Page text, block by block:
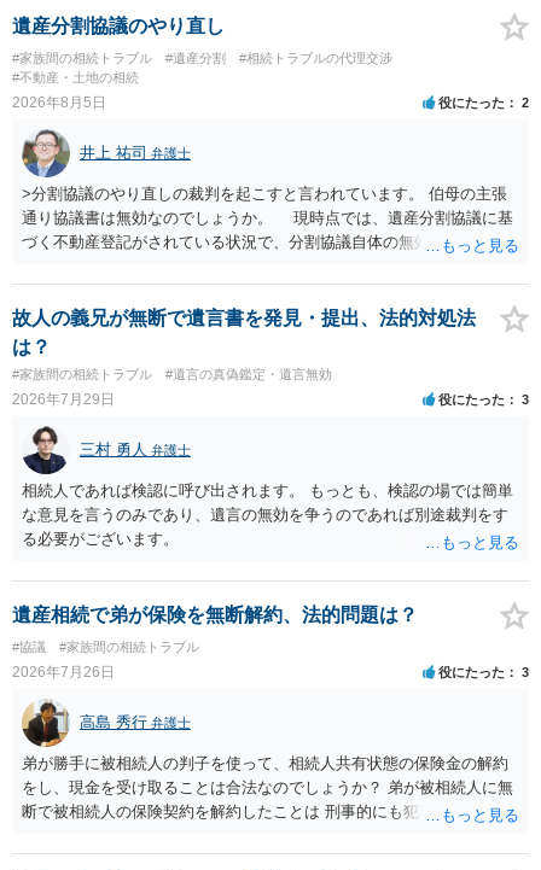
遺産分割協議のやり直し
#家族間の相続トラブル #遺産分割
#相続トラブルの代理交渉
#不動産・土地の相続
2026年8月5日 役にたった 2
井上 祐司 弁護士
>分割協議のやり直しの裁判を起こすと言われています。 伯母の主張
通り協議書は無効なのでしょうか。 現時点では、遺産分割協議に基
づく不動産登記がされている状況で、分割協議自体の無効を裁判所が
方の訴訟の主張及び立証次第ですが、 ・御祖母様の認知能力に関する
医師の意見書、筆跡鑑定 が提出されればその効力が否定される可能性
はありますが、 ・伯母様自身が分割協議に加わっていること ・御祖母
様の意に反する遺産分割協議を行う実益が誰にあったかの立証が困難
であること からすると、実際に遺産分割協議の効力が否定される可能
性はそれほど高くない（立証のハードルは非常に高い）ということが
言えると思います。
故人の義兄が無断で遺言書を発見・提出、法的対処法
は？
#家族間の相続トラブル #遺言の真偽鑑定・遺言無効
2026年7月29日 役にたった 3
三村 勇人 弁護士
相続人であれば検認に呼び出されます。 もっとも、検認の場では簡単
な意見を言うのみであり、遺言の無効を争うのであれば別途裁判をす
る必要がございます。
遺産相続で弟が保険を無断解約、法的問題は？
#協議 #家族間の相続トラブル
2026年7月26日 役にたった 3
高島 秀行 弁護士
弟が勝手に被相続人の判子を使って、相続人共有状態の保険金の解約
をし、現金を受け取ることは合法なのでしょうか？ 弟が被相続人に無
断で被相続人の保険契約を解約したことは 刑事的にも犯罪となる可能
された書類のコピーを取得して、弁護士に面談で詳しい事情を話して